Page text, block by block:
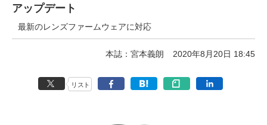
アップデート
最新のレンズファームウェアに対応
本誌：宮本義朗 2020年8月20日 18:45
リスト